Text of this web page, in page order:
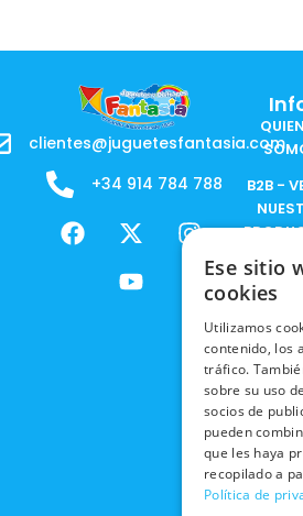
clientes@juguetesfantasia.com
+34 914 784 788
F
a
X
-
t
w
I
n
m
Y
o
u
t
B2B -
Ese sitio
cookies
Utilizamos
contenido, los
tráfico.
sobre su uso
socios de
pueden
que les haya
recopilado a
Política de